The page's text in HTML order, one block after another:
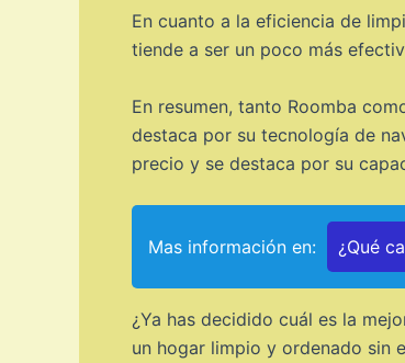
En cuanto a la eficiencia de
tiende a ser un poco más
En resumen, tanto Roomba
destaca por su tecnología de
precio y se destaca por su
Mas información en: ¿Qué
¿Ya has decidido cuál es la
un hogar limpio y ordenado sin